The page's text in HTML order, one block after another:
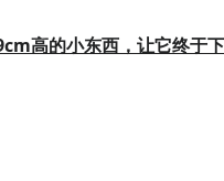
高的小东西，让它终于